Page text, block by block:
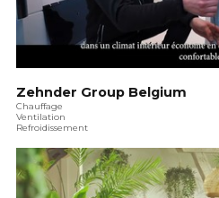
Zehnder Group Belgium
Chauffage
Ventilation
Refroidissement